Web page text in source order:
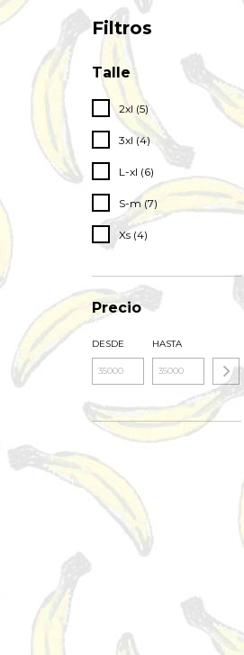
Filtros
Talle
2xl (5)
3xl (4)
L-xl (6)
S-m (7)
Xs (4)
Precio
DESDE HASTA